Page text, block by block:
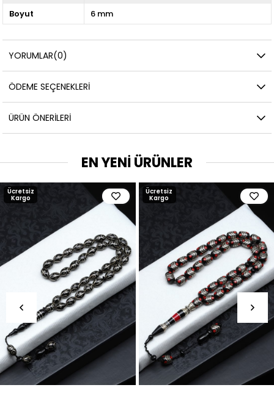
Boyut
6 mm
YORUMLAR(0)
ÖDEME SEÇENEKLERI
ÜRÜN ÖNERILERI
EN YENİ ÜRÜNLER
Ücretsiz
Kargo
Ücretsiz
Kargo